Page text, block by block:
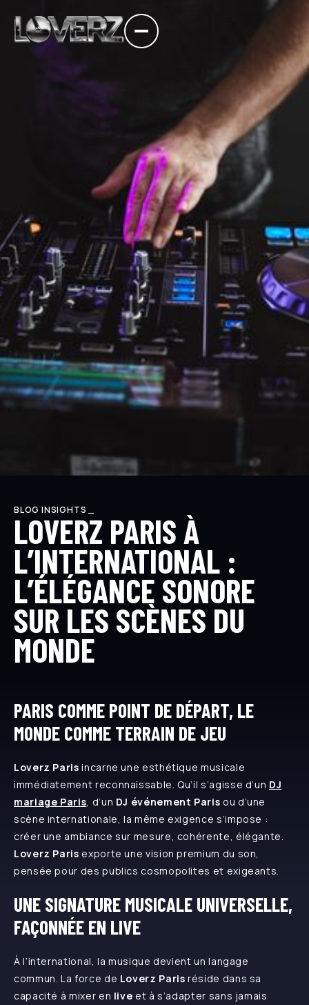
BLOG INSIGHTS _
LOVERZ PARIS À
L’INTERNATIONAL :
L’ÉLÉGANCE SONORE
SUR LES SCÈNES DU
MONDE
PARIS COMME POINT DE DÉPART, LE
MONDE COMME TERRAIN DE JEU
Loverz Paris incarne une esthétique musicale
immédiatement reconnaissable. Qu’il s’agisse d’un DJ
mariage Paris , d’un DJ événement Paris ou d’une
scène internationale, la même exigence s’impose :
créer une ambiance sur mesure, cohérente, élégante.
Loverz Paris exporte une vision premium du son,
pensée pour des publics cosmopolites et exigeants.
UNE SIGNATURE MUSICALE UNIVERSELLE,
FAÇONNÉE EN LIVE
À l’international, la musique devient un langage
commun. La force de Loverz Parisréside dans sa
capacité à mixer en live et à s’adapter sans jamais